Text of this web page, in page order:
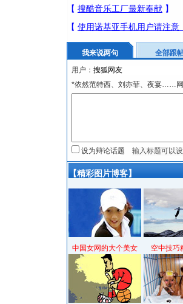
我来说两句 全部跟
用户：
*依然范特西、刘亦菲、夜宴……网
设为辩论话题
【精彩图片博客】
中国女网的大个美女 空中技巧